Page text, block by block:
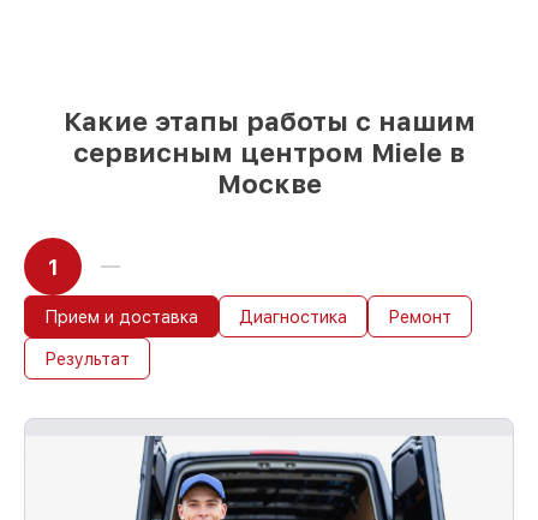
условии, что обслуживание началось
сразу
Какие этапы работы с нашим
сервисным центром Miele в
Москве
1
Прием и доставка Диагностика Ремонт
Результат